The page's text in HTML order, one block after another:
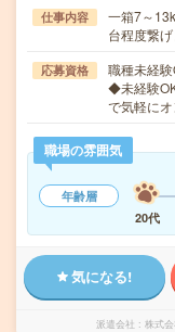
仕事内容
一箱7～
台程度繋
応募資格
職種未経
◆未経験
で気軽に
職場の雰囲気
年齢層
20代
気になる!
派遣会社 株式